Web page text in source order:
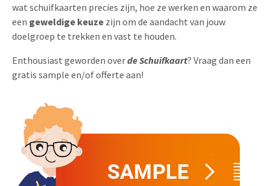
wat schuifkaarten precies zijn, hoe ze werken en waarom ze
een geweldige keuze zijn om de aandacht van jouw
doelgroep te trekken en vast te houden.
Enthousiast geworden overde Schuifkaart? Vraag dan een
gratis sample en/of offerte aan!
Pop-up Kaarten
Geluidskaarten
Lenticular Cards
Tabkaarten
Budget kaarten
Andere opvallende mailings
Media Marketing
Automotive Marketing
Non-profit Marketing
Duurzame Marketing
Marketing voor Scholen
Horeca Marketing
Uitnodigingen
Product Introductie
App-lancering
Klantenbinding
Over Ons
Vacatures
Contactgegevens
Duurzaamheid
Brochure downloaden